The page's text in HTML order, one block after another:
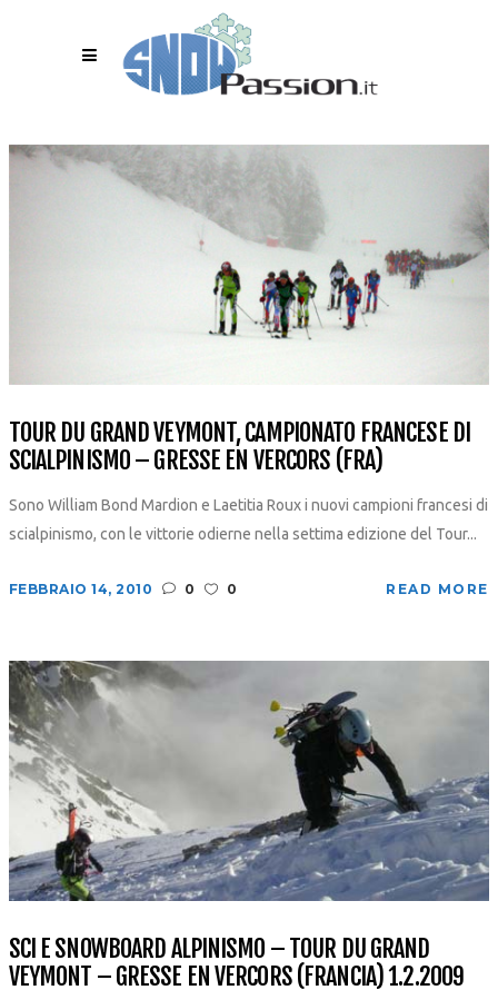
TOUR DU GRAND VEYMONT, CAMPIONATO FRANCESE DI
SCIALPINISMO – GRESSE EN VERCORS (FRA)
Sono William Bond Mardion e Laetitia Roux i nuovi campioni francesi di
scialpinismo, con le vittorie odierne nella settima edizione del Tour...
FEBBRAIO 14, 2010 0 0 READ MORE
SCI E SNOWBOARD ALPINISMO – TOUR DU GRAND
VEYMONT – GRESSE EN VERCORS (FRANCIA) 1.2.2009